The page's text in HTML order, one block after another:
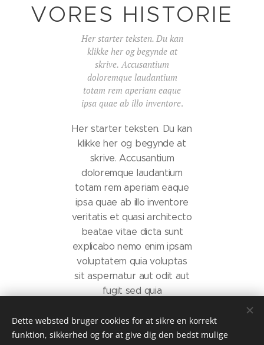
VORES HISTORIE
Her starter teksten. Du kan
klikke her og begynde at
skrive. Accusantium
doloremque laudantium
totam rem aperiam eaque
ipsa quae ab illo inventore.
Her starter teksten. Du kan
klikke her og begynde at
skrive. Accusantium
doloremque laudantium
totam rem aperiam eaque
ipsa quae ab illo inventore
veritatis et quasi architecto
beatae vitae dicta sunt
explicabo nemo enim ipsam
voluptatem quia voluptas
sit aspernatur aut odit aut
fugit sed quia
dolores eos qui ratione
voluptatem sequi nesciunt
Dette websted bruger cookies for at sikre en korrekt
funktion, sikkerhed og for at give dig den bedst mulige